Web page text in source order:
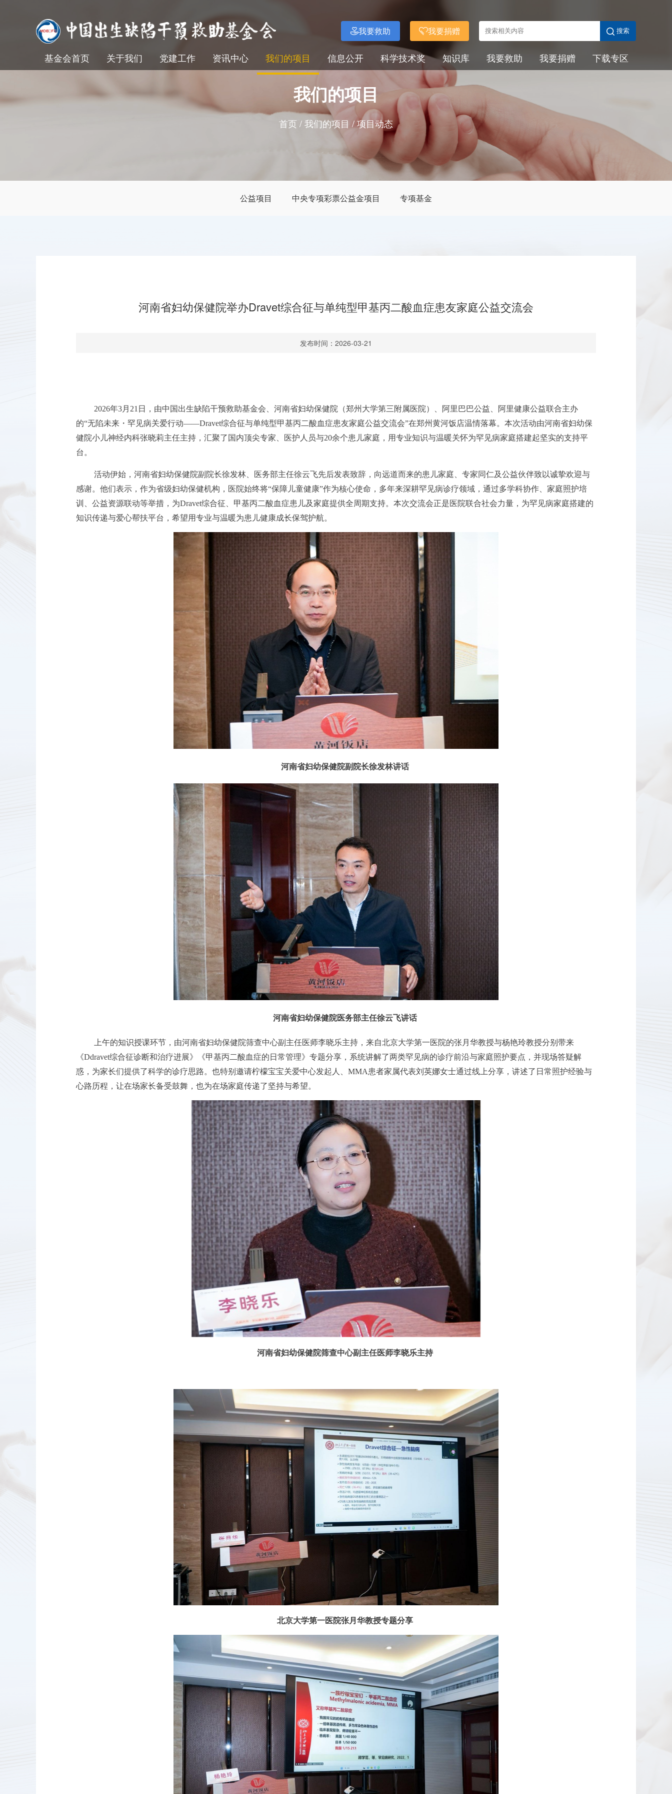
我要救助 我要捐赠 搜索
基金会首页 关于我们 党建工作 资讯中心 我们的项目 信息公开 科学技术奖 知识库 我要救助 我要捐赠 下载专区
我们的项目
首页 /我们的项目 /项目动态
公益项目 中央专项彩票公益金项目 专项基金
河南省妇幼保健院举办Dravet综合征与单纯型甲基丙二酸血症患友家庭公益交流会
发布时间：2026-03-21
2026年3月21日，由中国出生缺陷干预救助基金会、河南省妇幼保健院（郑州大学第三附属医院）、阿里巴巴公益、阿里健康公益联合主办
的“无陷未来・罕见病关爱行动——Dravet综合征与单纯型甲基丙二酸血症患友家庭公益交流会”在郑州黄河饭店温情落幕。本次活动由河南省妇幼保
健院小儿神经内科张晓莉主任主持，汇聚了国内顶尖专家、医护人员与20余个患儿家庭，用专业知识与温暖关怀为罕见病家庭搭建起坚实的支持平
台。
活动伊始，河南省妇幼保健院副院长徐发林、医务部主任徐云飞先后发表致辞，向远道而来的患儿家庭、专家同仁及公益伙伴致以诚挚欢迎与
感谢。他们表示，作为省级妇幼保健机构，医院始终将“保障儿童健康”作为核心使命，多年来深耕罕见病诊疗领域，通过多学科协作、家庭照护培
训、公益资源联动等举措，为Dravet综合征、甲基丙二酸血症患儿及家庭提供全周期支持。本次交流会正是医院联合社会力量，为罕见病家庭搭建的
知识传递与爱心帮扶平台，希望用专业与温暖为患儿健康成长保驾护航。
河南省妇幼保健院副院长徐发林讲话
河南省妇幼保健院医务部主任徐云飞讲话
上午的知识授课环节，由河南省妇幼保健院筛查中心副主任医师李晓乐主持，来自北京大学第一医院的张月华教授与杨艳玲教授分别带来
《Ddravet综合征诊断和治疗进展》《甲基丙二酸血症的日常管理》专题分享，系统讲解了两类罕见病的诊疗前沿与家庭照护要点，并现场答疑解
惑，为家长们提供了科学的诊疗思路。也特别邀请柠檬宝宝关爱中心发起人、MMA患者家属代表刘英娜女士通过线上分享，讲述了日常照护经验与
心路历程，让在场家长备受鼓舞，也为在场家庭传递了坚持与希望。
河南省妇幼保健院筛查中心副主任医师李晓乐主持
北京大学第一医院张月华教授专题分享